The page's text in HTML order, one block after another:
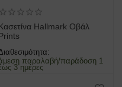
Hallmark Οβάλ
παραλαβή/παράδοση 1
3 ημέρες